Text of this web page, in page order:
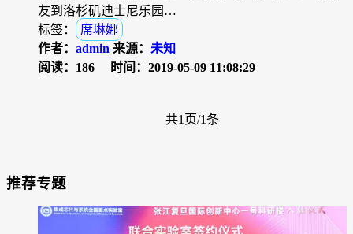
友到洛杉矶迪士尼乐园…
标签：
席琳娜
作者： admin 来源： 未知
阅读：186
时间：2019-05-09 11:08:29
共1页/1条
推荐专题